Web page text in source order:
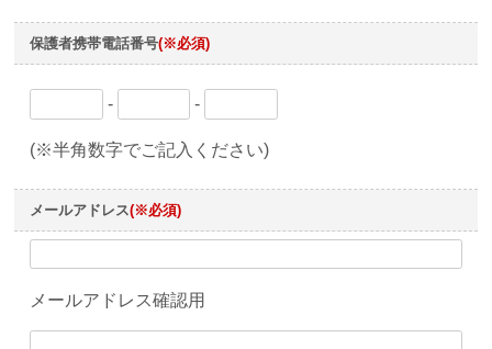
保護者携帯電話番号(※必須)
- -
(※半角数字でご記入ください)
メールアドレス(※必須)
メールアドレス確認用